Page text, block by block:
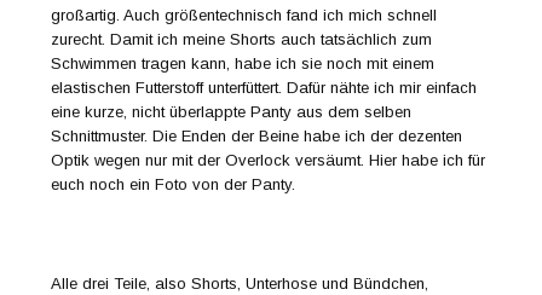
großartig. Auch größentechnisch fand ich mich schnell
zurecht. Damit ich meine Shorts auch tatsächlich zum
Schwimmen tragen kann, habe ich sie noch mit einem
elastischen Futterstoff unterfüttert. Dafür nähte ich mir einfach
eine kurze, nicht überlappte Panty aus dem selben
Schnittmuster. Die Enden der Beine habe ich der dezenten
Optik wegen nur mit der Overlock versäumt. Hier habe ich für
euch noch ein Foto von der Panty.
Alle drei Teile, also Shorts, Unterhose und Bündchen,